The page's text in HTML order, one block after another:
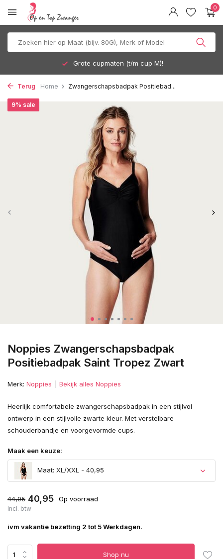
0
Grote cupmaten (t/m cup M)!
Terug Home Zwangerschapsbadpak Positiebad...
Noppies Zwangerschapsbadpak
Positiebadpak Saint Tropez Zwart
9% sale
Merk: Noppies Bekijk alles Noppies
Heerlijk comfortabele zwangerschapsbadpak in een stijlvol
ontwerp in een stijlvolle zwarte kleur. Met verstelbare
schouderbandje en voorgevormde cups.
Maak een keuze:
Maat: XL/XXL - 40,95
44,95 40,95 Op voorraad
Incl. btw
ivm vakantie bezetting 2 tot 5 Werkdagen.
Shop nu